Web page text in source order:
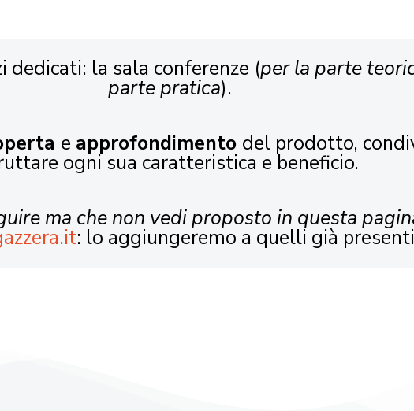
dedicati: la sala conferenze (per la parte
parte pratica).
e approfondimento del prodotto,
ogni sua caratteristica e beneficio.
ma che non vedi proposto in questa
: lo aggiungeremo a quelli già